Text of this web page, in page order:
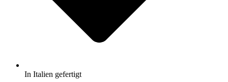
In Italien gefertigt